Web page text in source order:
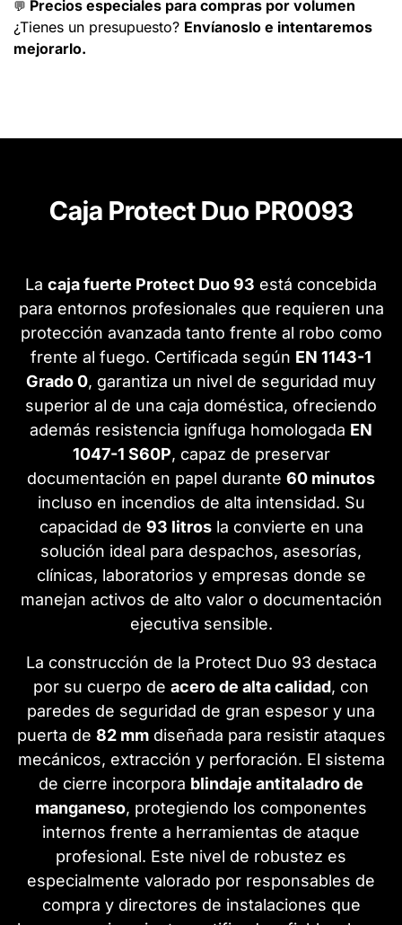
💬 Precios especiales para compras por volumen
¿Tienes un presupuesto? Envíanoslo e intentaremos
mejorarlo.
Caja Protect Duo PR0093
La caja fuerte Protect Duo 93 está concebida
para entornos profesionales que requieren una
protección avanzada tanto frente al robo como
frente al fuego. Certificada según EN 1143-1
Grado 0, garantiza un nivel de seguridad muy
superior al de una caja doméstica, ofreciendo
además resistencia ignífuga homologada EN
1047-1 S60P, capaz de preservar
documentación en papel durante 60 minutos
incluso en incendios de alta intensidad. Su
capacidad de 93 litrosla convierte en una
solución ideal para despachos, asesorías,
clínicas, laboratorios y empresas donde se
manejan activos de alto valor o documentación
ejecutiva sensible.
La construcción de la Protect Duo 93 destaca
por su cuerpo de acero de alta calidad, con
paredes de seguridad de gran espesor y una
puerta de 82 mmdiseñada para resistir ataques
mecánicos, extracción y perforación. El sistema
de cierre incorpora blindaje antitaladro de
manganeso, protegiendo los componentes
internos frente a herramientas de ataque
profesional. Este nivel de robustez es
especialmente valorado por responsables de
compra y directores de instalaciones que